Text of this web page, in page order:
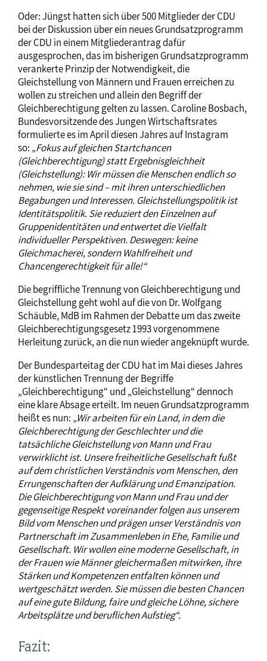
Oder: Jüngst hatten sich über 500 Mitglieder der CDU
bei der Diskussion über ein neues Grundsatzprogramm
der CDU in einem Mitgliederantrag dafür
ausgesprochen, das im bisherigen Grundsatzprogramm
verankerte Prinzip der Notwendigkeit, die
Gleichstellung von Männern und Frauen erreichen zu
wollen zu streichen und allein den Begriff der
Gleichberechtigung gelten zu lassen. Caroline Bosbach,
Bundesvorsitzende des Jungen Wirtschaftsrates
formulierte es im April diesen Jahres auf Instagram
so: „Fokus auf gleichen Startchancen
(Gleichberechtigung) statt Ergebnisgleichheit
(Gleichstellung): Wir müssen die Menschen endlich so
nehmen, wie sie sind – mit ihren unterschiedlichen
Begabungen und Interessen. Gleichstellungspolitik ist
Identitätspolitik. Sie reduziert den Einzelnen auf
Gruppenidentitäten und entwertet die Vielfalt
individueller Perspektiven. Deswegen: keine
Gleichmacherei, sondern Wahlfreiheit und
Chancengerechtigkeit für alle!“
Die begriffliche Trennung von Gleichberechtigung und
Gleichstellung geht wohl auf die von Dr. Wolfgang
Schäuble, MdB im Rahmen der Debatte um das zweite
Gleichberechtigungsgesetz 1993 vorgenommene
Herleitung zurück, an die nun wieder angeknüpft wurde.
Der Bundesparteitag der CDU hat im Mai dieses Jahres
der künstlichen Trennung der Begriffe
„Gleichberechtigung“ und „Gleichstellung“ dennoch
eine klare Absage erteilt. Im neuen Grundsatzprogramm
heißt es nun: „Wir arbeiten für ein Land, in dem die
Gleichberechtigung der Geschlechter und die
tatsächliche Gleichstellung von Mann und Frau
verwirklicht ist. Unsere freiheitliche Gesellschaft fußt
auf dem christlichen Verständnis vom Menschen, den
Errungenschaften der Aufklärung und Emanzipation.
Die Gleichberechtigung von Mann und Frau und der
gegenseitige Respekt voreinander folgen aus unserem
Bild vom Menschen und prägen unser Verständnis von
Partnerschaft im Zusammenleben in Ehe, Familie und
Gesellschaft. Wir wollen eine moderne Gesellschaft, in
der Frauen wie Männer gleichermaßen mitwirken, ihre
Stärken und Kompetenzen entfalten können und
wertgeschätzt werden. Sie müssen die besten Chancen
auf eine gute Bildung, faire und gleiche Löhne, sichere
Arbeitsplätze und beruflichen Aufstieg“.
Fazit: